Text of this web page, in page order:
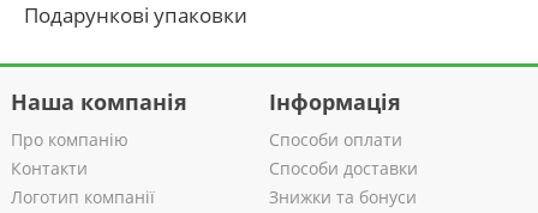
Подарункові упаковки
Наша компанія
Про компанію
Контакти
Логотип компанії
Інформація
Способи оплати
Способи доставки
Знижки та бонуси